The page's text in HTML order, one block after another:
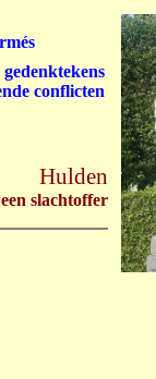
Hulden
slachtoffer
conflicten